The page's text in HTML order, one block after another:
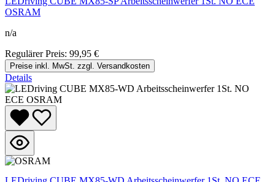
OSRAM
n/a
Regulärer Preis: 99,95 €
Preise inkl. MwSt. zzgl. Versandkosten
Details